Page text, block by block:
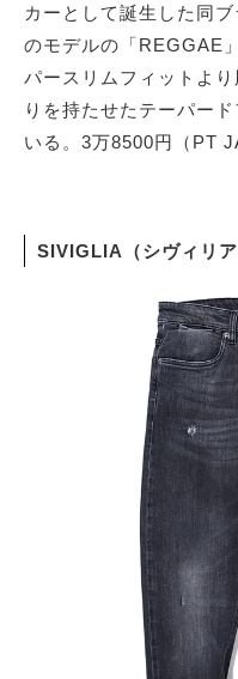
カーとして誕生した同
のモデルの「REGGAE
パースリムフィットよ
りを持たせたテーパー
いる。3万8500円（PT
SIVIGLIA（シヴィリア